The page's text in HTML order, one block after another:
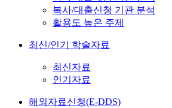
복사/대출신청 기관 분석
활용도 높은 주제
최신/인기 학술자료
최신자료
인기자료
해외자료신청(E-DDS)